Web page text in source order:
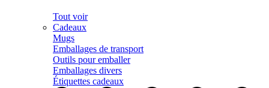
Tout voir
Cadeaux
Mugs
Emballages de transport
Outils pour emballer
Emballages divers
Étiquettes cadeaux